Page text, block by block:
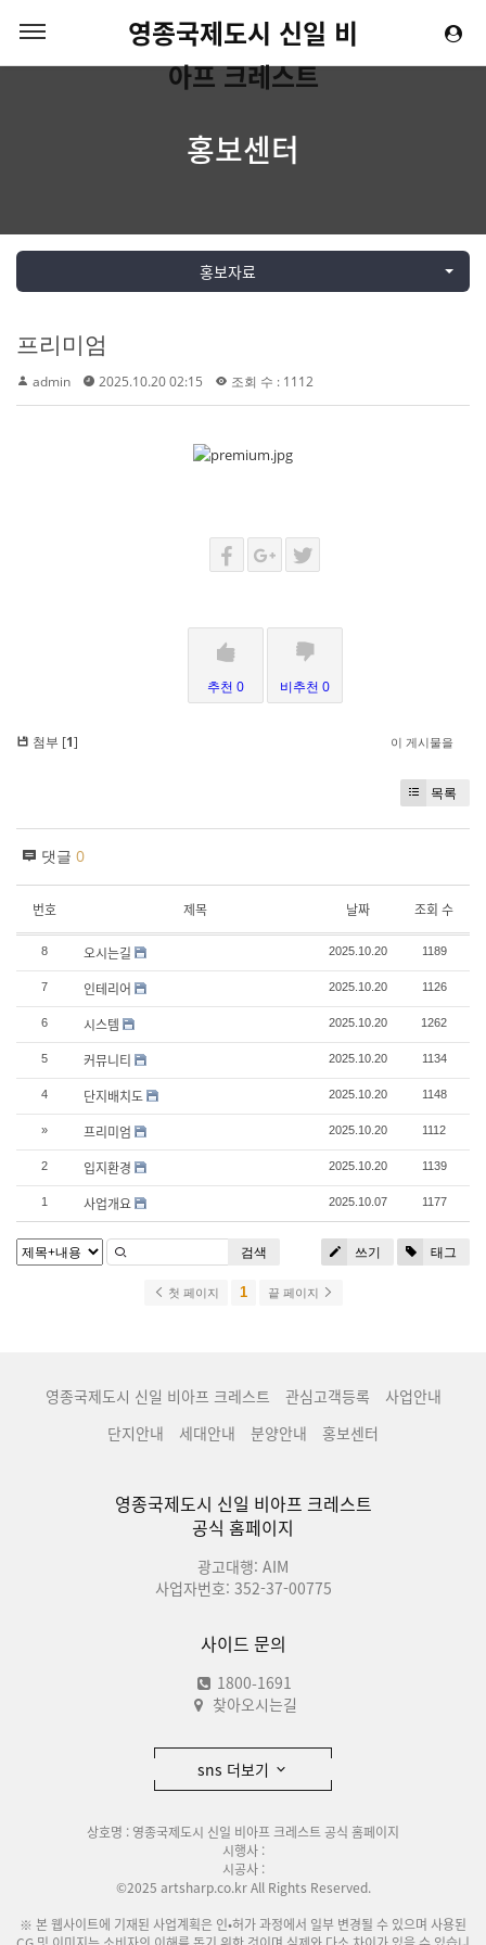
영종국제도시 신일 비
아프 크레스트
홍보센터
홍보자료
프리미엄
admin 2025.10.20 02:15 조회 수 : 1112
추천 0 비추천 0
첨부 [1] 이 게시물을
목록
댓글 0
번호 제목 날짜 조회 수
8 오시는길 2025.10.20 1189
7 인테리어 2025.10.20 1126
6 시스템 2025.10.20 1262
5 커뮤니티 2025.10.20 1134
4 단지배치도 2025.10.20 1148
» 프리미엄 2025.10.20 1112
2 입지환경 2025.10.20 1139
1 사업개요 2025.10.07 1177
쓰기 태그
검색
첫 페이지 1 끝 페이지
영종국제도시 신일 비아프 크레스트 관심고객등록
사업안내
단지안내
세대안내 분양안내 홍보센터
영종국제도시 신일 비아프 크레스트
공식 홈페이지
광고대행: AIM
사업자번호: 352-37-00775
사이드 문의
1800-1691
찾아오시는길
sns 더보기
상호명 : 영종국제도시 신일 비아프 크레스트 공식 홈페이지
시행사 :
시공사 :
©2025 artsharp.co.kr All Rights Reserved.
※ 본 웹사이트에 기재된 사업계획은 인•허가 과정에서 일부 변경될 수 있으며 사용된